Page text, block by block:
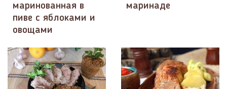
маринованная в
пиве с яблоками и
овощами
маринаде